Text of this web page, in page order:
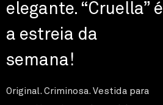
elegante. “Cruella” é
a estreia da
semana!
Original. Criminosa. Vestida para